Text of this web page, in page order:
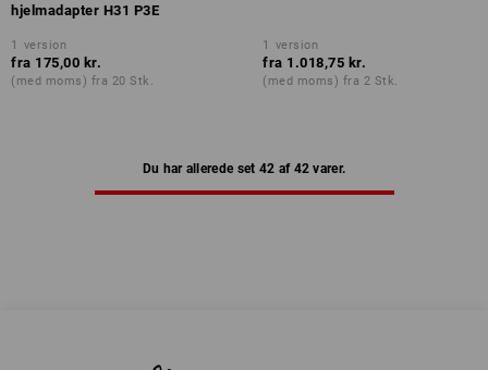
hjelmadapter H31 P3E
1 version
fra 175,00 kr.
(med moms) fra 20 Stk.
1 version
fra 1.018,75 kr.
(med moms) fra 2 Stk.
Du har allerede set 42 af 42 varer.